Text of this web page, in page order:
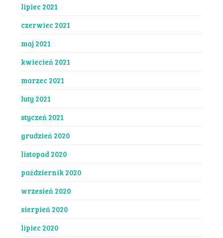
lipiec 2021
czerwiec 2021
maj 2021
kwiecień 2021
marzec 2021
luty 2021
styczeń 2021
grudzień 2020
listopad 2020
październik 2020
wrzesień 2020
sierpień 2020
lipiec 2020